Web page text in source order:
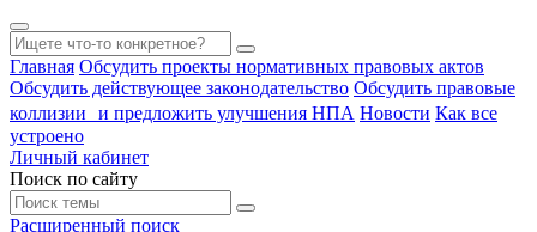
Главная Обсудить проекты нормативных правовых актов
Обсудить действующее законодательство Обсудить правовые
коллизии и предложить улучшения НПА Новости Как все
устроено
Личный кабинет
Поиск по сайту
Расширенный поиск